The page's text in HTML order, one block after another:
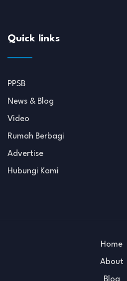
Quick links
PPSB
News & Blog
Video
Rumah Berbagi
Advertise
Hubungi Kami
Home
About
Blog